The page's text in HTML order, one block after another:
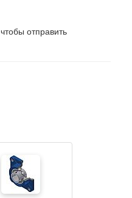
чтобы отправить